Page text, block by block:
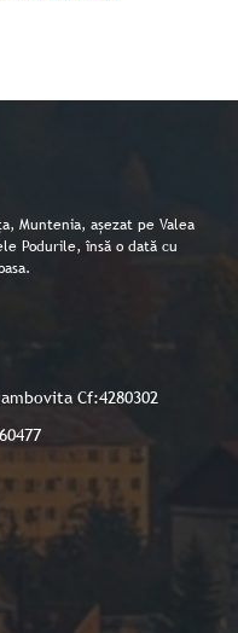
Muntenia, așezat pe Valea
Podurile, însă o dată cu
Cf:4280302